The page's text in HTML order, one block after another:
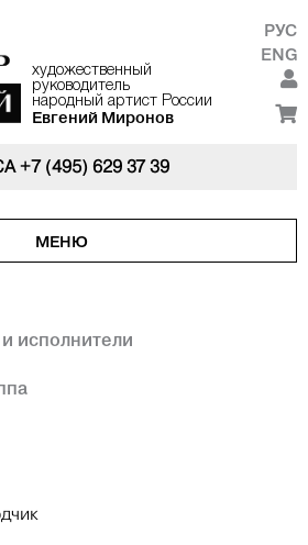
художественный
руководитель
народный артист России
Евгений Миронов
РУС
ENG
+7 (495) 629 37 39
МЕНЮ
исполнители